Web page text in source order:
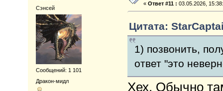
Сэнсей
Сообщений: 1 101
Дракон-мидл
«Ответ #11 : 03.05.2026,
Цитата:
1) позвонить,
ответ "это
Хех. Обычно